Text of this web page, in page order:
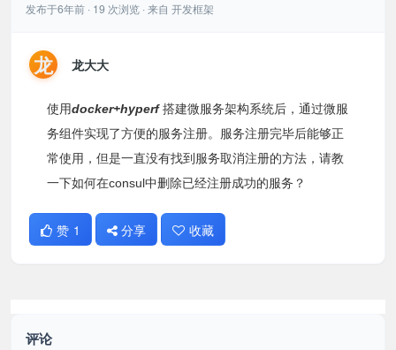
发布于6年前 · 19 次浏览 · 来自 开发框架
龙 龙大大
使用docker+hyperf搭建微服务架构系统后，通过微服
务组件实现了方便的服务注册。服务注册完毕后能够正
常使用，但是一直没有找到服务取消注册的方法，请教
一下如何在consul中删除已经注册成功的服务？
赞 1 分享 收藏
评论